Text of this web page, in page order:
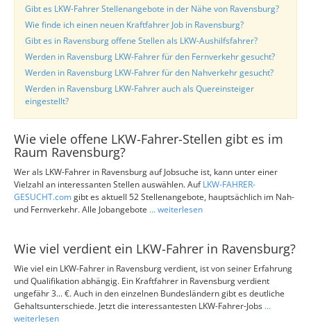
Gibt es LKW-Fahrer Stellenangebote in der Nähe von Ravensburg?
Wie finde ich einen neuen Kraftfahrer Job in Ravensburg?
Gibt es in Ravensburg offene Stellen als LKW-Aushilfsfahrer?
Werden in Ravensburg LKW-Fahrer für den Fernverkehr gesucht?
Werden in Ravensburg LKW-Fahrer für den Nahverkehr gesucht?
Werden in Ravensburg LKW-Fahrer auch als Quereinsteiger
eingestellt?
Wie viele offene LKW-Fahrer-Stellen gibt es im
Raum Ravensburg?
Wer als LKW-Fahrer in Ravensburg auf Jobsuche ist, kann unter einer
Vielzahl an interessanten Stellen auswählen. AufLKW-FAHRER-
GESUCHT.comgibt es aktuell 52 Stellenangebote, hauptsächlich im Nah-
und Fernverkehr. Alle Jobangebote ... weiterlesen
Wie viel verdient ein LKW-Fahrer in Ravensburg?
Wie viel ein LKW-Fahrer in Ravensburg verdient, ist von seiner Erfahrung
und Qualifikation abhängig. Ein Kraftfahrer in Ravensburg verdient
ungefähr 3... €. Auch in den einzelnen Bundesländern gibt es deutliche
Gehaltsunterschiede. Jetzt die interessantesten LKW-Fahrer-Jobs ...
weiterlesen